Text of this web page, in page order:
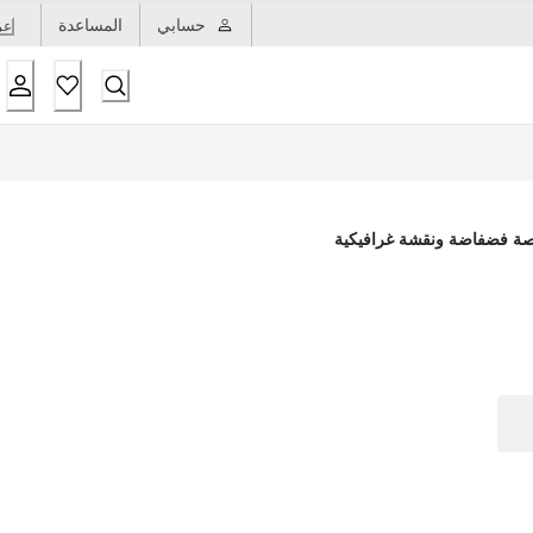
حسابي المساعدة
فضفاضة ونقشة غرافيكية